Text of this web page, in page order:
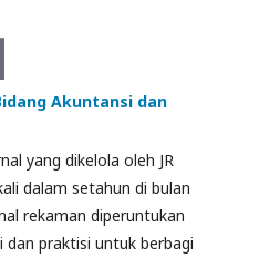
Akuntansi dan
yang dikelola oleh JR
dalam setahun di bulan
rekaman diperuntukan
dan praktisi untuk berbagi